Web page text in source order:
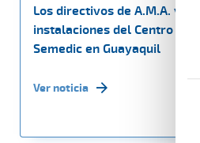
Los directivos de A.M.A.
instalaciones del Centro
Semedic en Guayaquil
Ver noticia